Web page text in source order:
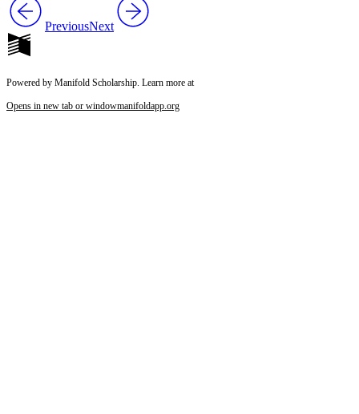
PreviousNext
Powered by Manifold Scholarship. Learn more at
Opens in new tab or windowmanifoldapp.org